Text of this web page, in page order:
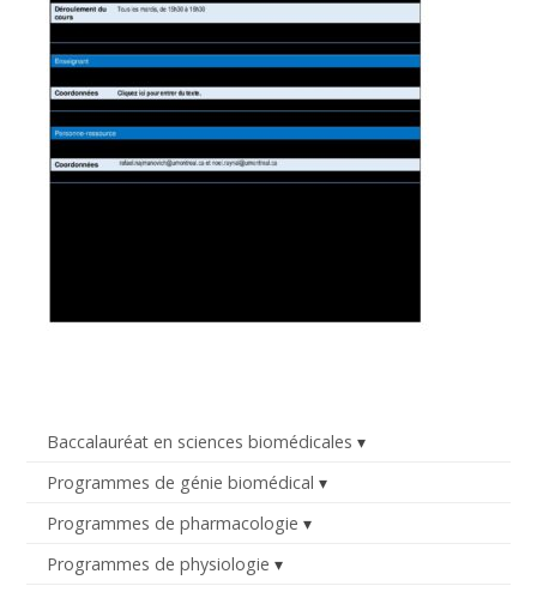
Baccalauréat en sciences biomédicales
Programmes de génie biomédical
Programmes de pharmacologie
Programmes de physiologie